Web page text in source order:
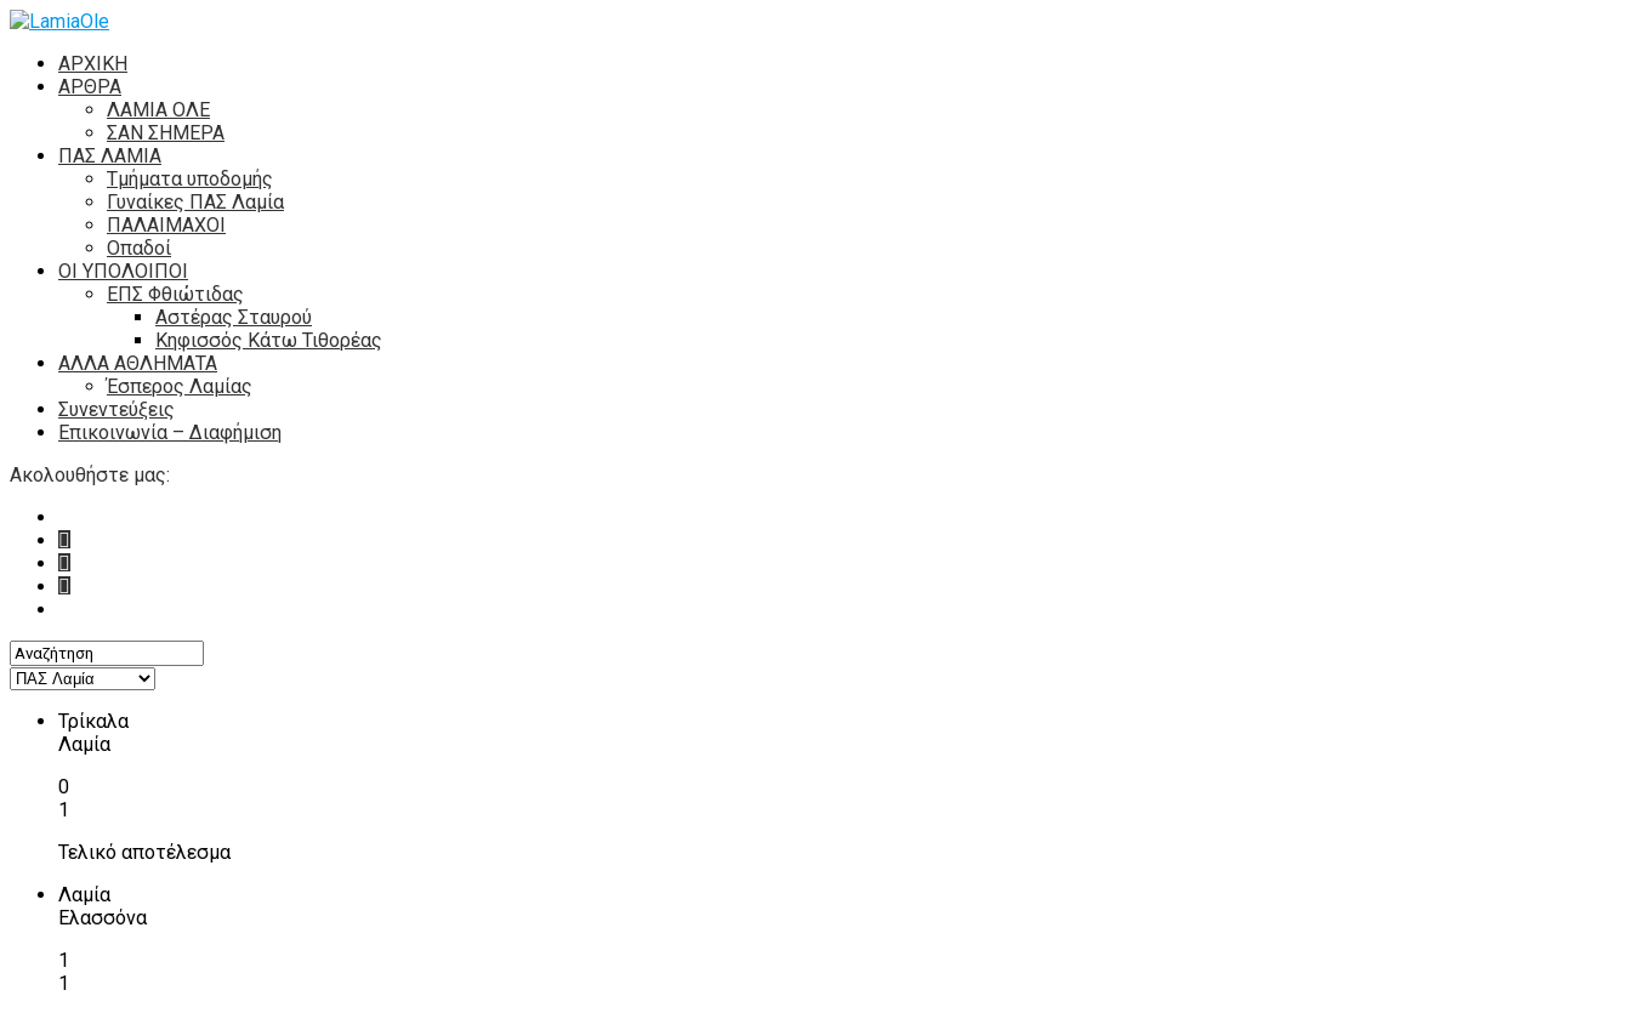
ΑΡΧΙΚΗ
ΑΡΘΡΑ
ΛΑΜΙΑ ΟΛΕ
ΣΑΝ ΣΗΜΕΡΑ
ΠΑΣ ΛΑΜΙΑ
Τμήματα υποδομής
Γυναίκες ΠΑΣ Λαμία
ΠΑΛΑΙΜΑΧΟΙ
Οπαδοί
ΟΙ ΥΠΟΛΟΙΠΟΙ
ΕΠΣ Φθιώτιδας
Αστέρας Σταυρού
Κηφισσός Κάτω Τιθορέας
ΑΛΛΑ ΑΘΛΗΜΑΤΑ
Έσπερος Λαμίας
Συνεντεύξεις
Επικοινωνία – Διαφήμιση
Ακολουθήστε μας:
Τρίκαλα
Λαμία
0
1
Τελικό αποτέλεσμα
Λαμία
Ελασσόνα
1
1